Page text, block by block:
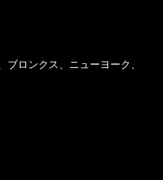
ロンクス、ニューヨーク、